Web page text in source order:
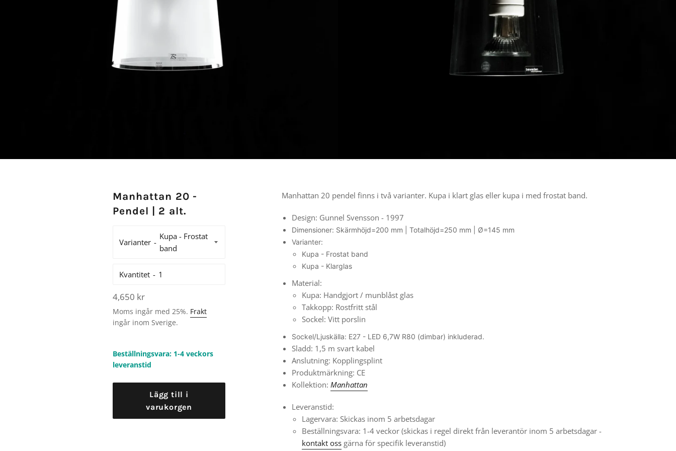
Manhattan 20 -
Pendel | 2 alt.
Varianter
Kvantitet
Ordinarie
pris
4,650 kr
Moms ingår med 25%. Frakt
ingår inom Sverige.
Beställningsvara: 1-4 veckors
leveranstid
Lägg till i
varukorgen
Manhattan 20 pendel finns i två varianter. Kupa i klart glas eller kupa i med frostat band.
Design: Gunnel Svensson - 1997
Dimensioner: Skärmhöjd=200 mm | Totalhöjd=250 mm | Ø=145 mm
Varianter:
Kupa - Frostat band
Kupa - Klarglas
Material:
Kupa: Handgjort / munblåst glas
Takkopp: Rostfritt stål
Sockel: Vitt porslin
Sockel/Ljuskälla: E27 - LED 6,7W R80 (dimbar) inkluderad.
Sladd: 1,5 m svart kabel
Anslutning: Kopplingsplint
Produktmärkning: CE
Kollektion: Manhattan
Leveranstid:
Lagervara: Skickas inom 5 arbetsdagar
Beställningsvara: 1-4 veckor (skickas i regel direkt från leverantör inom 5 arbetsdagar -
kontakt oss gärna för specifik leveranstid)